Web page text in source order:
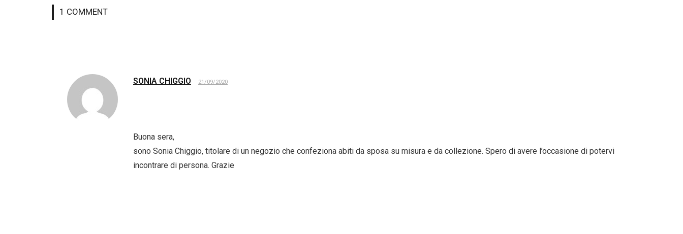
1 COMMENT
SONIA CHIGGIO 21/09/2020
Buona sera,
sono Sonia Chiggio, titolare di un negozio che confeziona abiti da sposa su misura e da collezione. Spero di avere l’occasione di potervi
incontrare di persona. Grazie